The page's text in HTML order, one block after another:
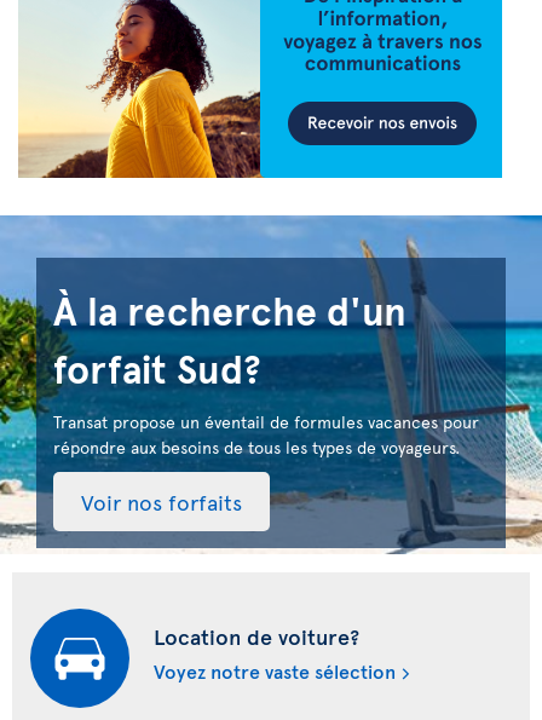
À la recherche d'un
forfait Sud?
Transat propose un éventail de formules vacances pour
répondre aux besoins de tous les types de voyageurs.
Voir nos forfaits
Location de voiture?
Voyez notre vaste sélection